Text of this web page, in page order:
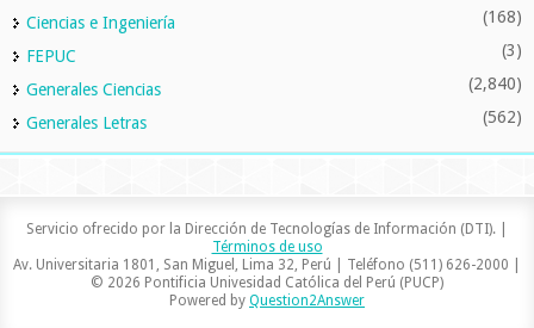
Ciencias e Ingeniería (168)
FEPUC (3)
Generales Ciencias (2,840)
Generales Letras (562)
Servicio ofrecido por la Dirección de Tecnologías de Información (DTI). |
Términos de uso
Av. Universitaria 1801, San Miguel, Lima 32, Perú | Teléfono (511) 626-2000 |
© 2026 Pontificia Univesidad Católica del Perú (PUCP)
Powered by Question2Answer